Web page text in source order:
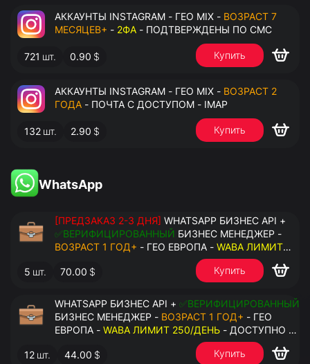
АККАУНТЫ INSTAGRAM - ГЕО MIX - ВОЗРАСТ 7
МЕСЯЦЕВ+ - 2ФА - ПОДТВЕРЖДЕНЫ ПО СМС
721 шт. 0.90 $ Купить
АККАУНТЫ INSTAGRAM - ГЕО MIX - ВОЗРАСТ 2
ГОДА - ПОЧТА С ДОСТУПОМ - IMAP
132 шт. 2.90 $ Купить
WhatsApp
[ПРЕДЗАКАЗ 2-3 ДНЯ] WHATSAPP БИЗНЕС API +
✅ВЕРИФИЦИРОВАННЫЙ БИЗНЕС МЕНЕДЖЕР -
ВОЗРАСТ 1 ГОД+ - ГЕО ЕВРОПА - WABA ЛИМИТ
- ДОСТУПНО К ПРИВЯЗКЕ ДО 20
НОМЕРОВ - ПРАВА АДМИНИСТРАТОРА
5 шт. 70.00 $ Купить
WHATSAPP БИЗНЕС API + ✅ВЕРИФИЦИРОВАННЫЙ
БИЗНЕС МЕНЕДЖЕР - ВОЗРАСТ 1 ГОД+ - ГЕО
ЕВРОПА - WABA ЛИМИТ 250/ДЕНЬ - ДОСТУПНО К
ПРИВЯЗКЕ ДО 2 НОМЕРОВ - ПРАВА
АДМИНИСТРАТОРА
12 шт. 44.00 $ Купить